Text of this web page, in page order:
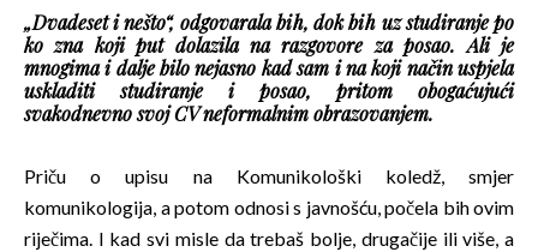
„Dvadeset i nešto“, odgovarala bih, dok bih uz studiranje po
ko zna koji put dolazila na razgovore za posao. Ali je
mnogima i dalje bilo nejasno kad sam i na koji način uspjela
uskladiti studiranje i posao, pritom obogaćujući
svakodnevno svoj CV neformalnim obrazovanjem.
Priču o upisu na Komunikološki koledž, smjer
komunikologija, a potom odnosi s javnošću, počela bih ovim
riječima. I kad svi misle da trebaš bolje, drugačije ili više, a